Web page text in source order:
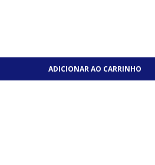
ADICIONAR AO CARRINHO